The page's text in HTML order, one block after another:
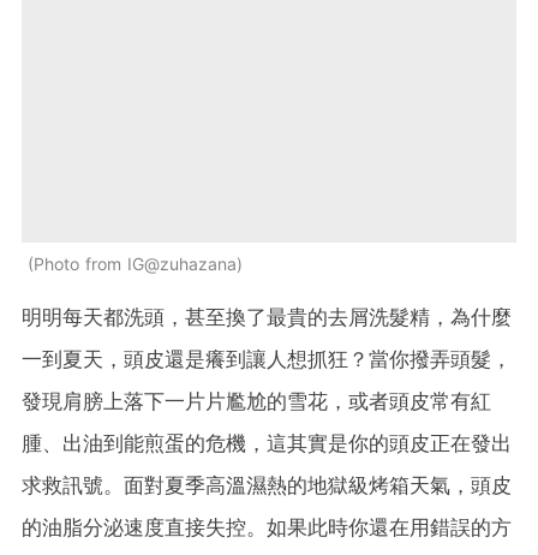
Photo from IG@zuhazana
明明每天都洗頭，甚至換了最貴的去屑洗髮精，為什麼
一到夏天，頭皮還是癢到讓人想抓狂？當你撥弄頭髮，
發現肩膀上落下一片片尷尬的雪花，或者頭皮常有紅
腫、出油到能煎蛋的危機，這其實是你的頭皮正在發出
求救訊號。面對夏季高溫濕熱的地獄級烤箱天氣，頭皮
的油脂分泌速度直接失控。如果此時你還在用錯誤的方